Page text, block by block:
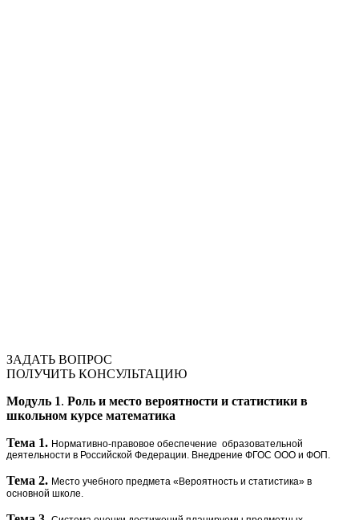
ЗАДАТЬ ВОПРОС
ПОЛУЧИТЬ КОНСУЛЬТАЦИЮ
Модуль 1. Роль и место вероятности и статистики в
школьном курсе математика
Тема 1. Нормативно-правовое обеспечение образовательной
деятельности в Российской Федерации. Внедрение ФГОС ООО и ФОП.
Тема 2. Место учебного предмета «Вероятность и статистика» в
основной школе.